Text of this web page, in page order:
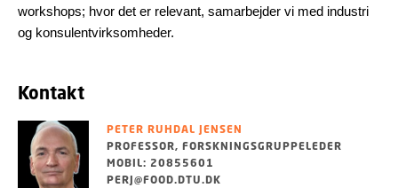
workshops; hvor det er relevant, samarbejder vi med industri
og konsulentvirksomheder.
Kontakt
PETER RUHDAL JENSEN
PROFESSOR, FORSKNINGSGRUPPELEDER
MOBIL: 20855601
PERJ@FOOD.DTU.DK